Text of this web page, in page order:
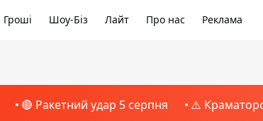
Гроші Шоу-Біз Лайт Про нас Реклама
🔴 Ракетний удар 5 серпня ⚠️